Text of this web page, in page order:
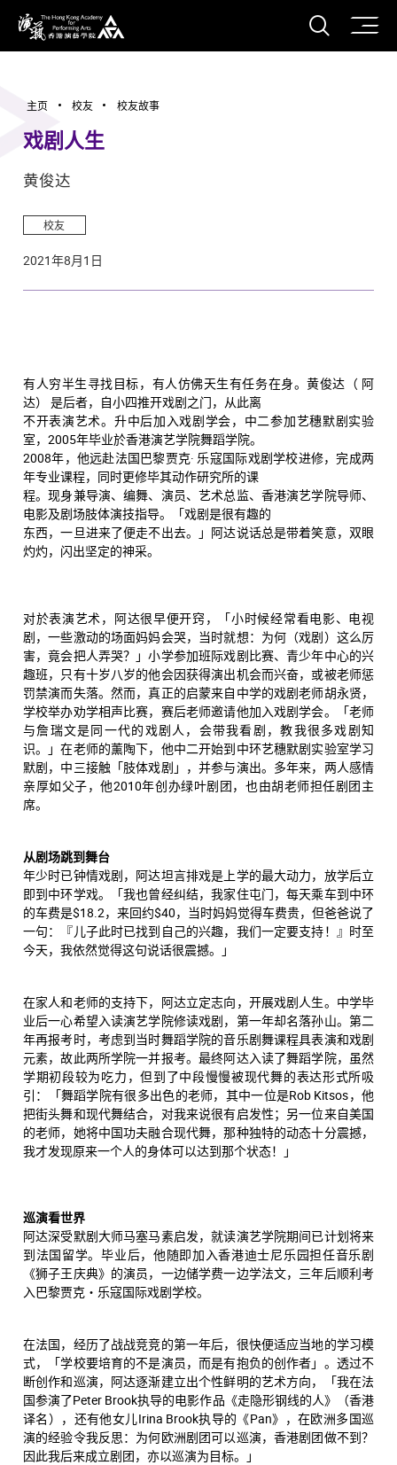
香港演艺学院
打开
主页 校友 校友故事
戏剧人生
黄俊达
校友
2021年8月1日
有人穷半生寻找目标，有人仿佛天生有任务在身。黄俊达（ 阿
达） 是后者，自小四推开戏剧之门，从此离
不开表演艺术。升中后加入戏剧学会，中二参加艺穗默剧实验
室，2005年毕业於香港演艺学院舞蹈学院。
2008年，他远赴法国巴黎贾克· 乐寇国际戏剧学校进修，完成两
年专业课程，同时更修毕其动作研究所的课
程。现身兼导演、编舞、演员、艺术总监、香港演艺学院导师、
电影及剧场肢体演技指导。「戏剧是很有趣的
东西，一旦进来了便走不出去。」阿达说话总是带着笑意，双眼
灼灼，闪出坚定的神采。
对於表演艺术，阿达很早便开窍，「小时候经常看电影、电视
剧，一些激动的场面妈妈会哭，当时就想：为何（戏剧）这么厉
害，竟会把人弄哭？」小学参加班际戏剧比赛、青少年中心的兴
趣班，只有十岁八岁的他会因获得演出机会而兴奋，或被老师惩
罚禁演而失落。然而，真正的启蒙来自中学的戏剧老师胡永贤，
学校举办劝学相声比赛，赛后老师邀请他加入戏剧学会。「老师
与詹瑞文是同一代的戏剧人，会带我看剧，教我很多戏剧知
识。」在老师的薰陶下，他中二开始到中环艺穗默剧实验室学习
默剧，中三接触「肢体戏剧」，并参与演出。多年来，两人感情
亲厚如父子，他2010年创办绿叶剧团，也由胡老师担任剧团主
席。
从剧场跳到舞台
年少时已钟情戏剧，阿达坦言排戏是上学的最大动力，放学后立
即到中环学戏。「我也曾经纠结，我家住屯门，每天乘车到中环
的车费是$18.2，来回约$40，当时妈妈觉得车费贵，但爸爸说了
一句：『儿子此时已找到自己的兴趣，我们一定要支持！』时至
今天，我依然觉得这句说话很震撼。」
在家人和老师的支持下，阿达立定志向，开展戏剧人生。中学毕
业后一心希望入读演艺学院修读戏剧，第一年却名落孙山。第二
年再报考时，考虑到当时舞蹈学院的音乐剧舞课程具表演和戏剧
元素，故此两所学院一并报考。最终阿达入读了舞蹈学院，虽然
学期初段较为吃力，但到了中段慢慢被现代舞的表达形式所吸
引：「舞蹈学院有很多出色的老师，其中一位是Rob Kitsos，他
把街头舞和现代舞结合，对我来说很有启发性；另一位来自美国
的老师，她将中国功夫融合现代舞，那种独特的动态十分震撼，
我才发现原来一个人的身体可以达到那个状态！」
巡演看世界
阿达深受默剧大师马塞马素启发，就读演艺学院期间已计划将来
到法国留学。毕业后，他随即加入香港迪士尼乐园担任音乐剧
《狮子王庆典》的演员，一边储学费一边学法文，三年后顺利考
入巴黎贾克・乐寇国际戏剧学校。
在法国，经历了战战竞竞的第一年后，很快便适应当地的学习模
式，「学校要培育的不是演员，而是有抱负的创作者」。透过不
断创作和巡演，阿达逐渐建立出个性鲜明的艺术方向，「我在法
国参演了Peter Brook执导的电影作品《走隐形钢线的人》（香港
译名），还有他女儿Irina Brook执导的《Pan》，在欧洲多国巡
演的经验令我反思：为何欧洲剧团可以巡演，香港剧团做不到？
因此我后来成立剧团，亦以巡演为目标。」